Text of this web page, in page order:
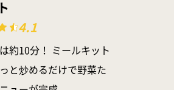
4.1
約10分！ ミールキット
と炒めるだけで野菜た